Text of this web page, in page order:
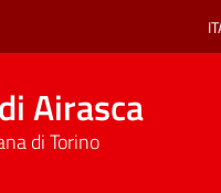
Airasca
di Torino